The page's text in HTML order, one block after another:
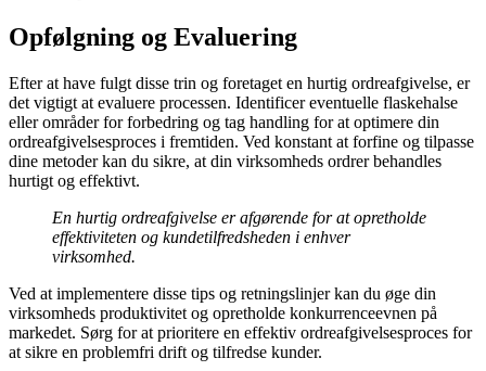
Opfølgning og Evaluering
Efter at have fulgt disse trin og foretaget en hurtig ordreafgivelse, er
det vigtigt at evaluere processen. Identificer eventuelle flaskehalse
eller områder for forbedring og tag handling for at optimere din
ordreafgivelsesproces i fremtiden. Ved konstant at forfine og tilpasse
dine metoder kan du sikre, at din virksomheds ordrer behandles
hurtigt og effektivt.
En hurtig ordreafgivelse er afgørende for at opretholde
effektiviteten og kundetilfredsheden i enhver
virksomhed.
Ved at implementere disse tips og retningslinjer kan du øge din
virksomheds produktivitet og opretholde konkurrenceevnen på
markedet. Sørg for at prioritere en effektiv ordreafgivelsesproces for
at sikre en problemfri drift og tilfredse kunder.